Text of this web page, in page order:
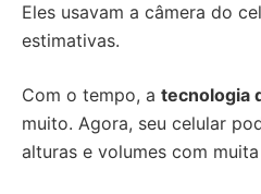
Eles usavam a câmera do
estimativas.
Com o tempo, a tecnologia
muito. Agora, seu celular
alturas e volumes com